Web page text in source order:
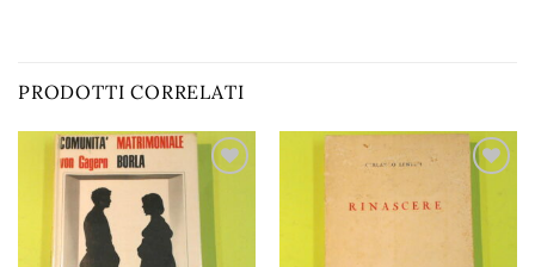
PRODOTTI CORRELATI
alla lista
desideri
Aggiungi
alla lista